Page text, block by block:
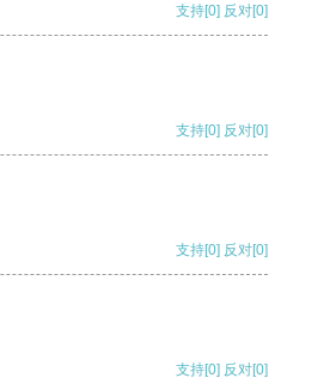
支持[0] 反对[0]
支持[0] 反对[0]
支持[0] 反对[0]
支持[0] 反对[0]